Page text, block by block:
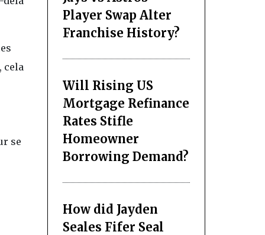
cela
se
Player Swap Alter
Franchise History?
Will Rising US
Mortgage Refinance
Rates Stifle
Homeowner
Borrowing Demand?
How did Jayden
Seales Fifer Seal